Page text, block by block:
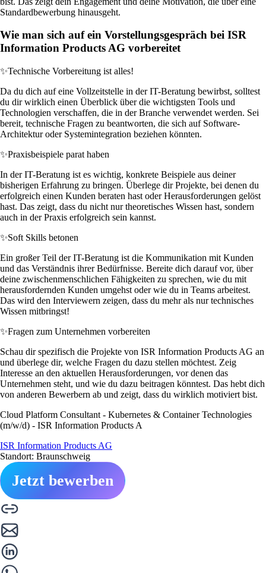
Standardbewerbung hinausgeht.
Wie man sich auf ein Vorstellungsgespräch bei ISR
Information Products AG vorbereitet
✨Technische Vorbereitung ist alles!
Da du dich auf eine Vollzeitstelle in der IT-Beratung bewirbst, solltest
du dir wirklich einen Überblick über die wichtigsten Tools und
Technologien verschaffen, die in der Branche verwendet werden. Sei
bereit, technische Fragen zu beantworten, die sich auf Software-
Architektur oder Systemintegration beziehen könnten.
✨Praxisbeispiele parat haben
In der IT-Beratung ist es wichtig, konkrete Beispiele aus deiner
bisherigen Erfahrung zu bringen. Überlege dir Projekte, bei denen du
erfolgreich einen Kunden beraten hast oder Herausforderungen gelöst
hast. Das zeigt, dass du nicht nur theoretisches Wissen hast, sondern
auch in der Praxis erfolgreich sein kannst.
✨Soft Skills betonen
Ein großer Teil der IT-Beratung ist die Kommunikation mit Kunden
und das Verständnis ihrer Bedürfnisse. Bereite dich darauf vor, über
deine zwischenmenschlichen Fähigkeiten zu sprechen, wie du mit
herausfordernden Kunden umgehst oder wie du in Teams arbeitest.
Das wird den Interviewern zeigen, dass du mehr als nur technisches
Wissen mitbringst!
✨Fragen zum Unternehmen vorbereiten
Schau dir spezifisch die Projekte von ISR Information Products AG an
und überlege dir, welche Fragen du dazu stellen möchtest. Zeig
Interesse an den aktuellen Herausforderungen, vor denen das
Unternehmen steht, und wie du dazu beitragen könntest. Das hebt dich
von anderen Bewerbern ab und zeigt, dass du wirklich motiviert bist.
Cloud Platform Consultant - Kubernetes & Container Technologies
(m/w/d) - ISR Information Products A
ISR Information Products AG
Standort: Braunschweig
Jetzt bewerben